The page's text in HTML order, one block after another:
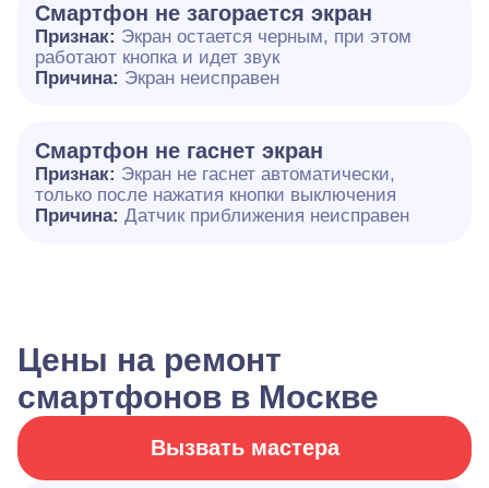
Смартфон не загорается экран
Признак: Экран остается черным, при этом
работают кнопка и идет звук
Причина: Экран неисправен
Смартфон не гаснет экран
Признак: Экран не гаснет автоматически,
только после нажатия кнопки выключения
Причина: Датчик приближения неисправен
Цены на ремонт
смартфонов в Москве
Вызвать мастера